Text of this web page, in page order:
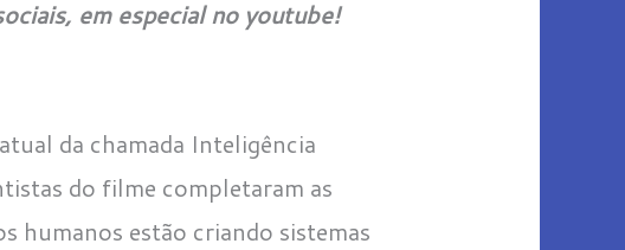
em especial no youtube!
da chamada Inteligência
do filme completaram as
humanos estão criando sistemas